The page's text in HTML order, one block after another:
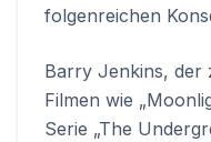
folgenreichen
Barry Jenkins, der
Filmen wie
Serie „The